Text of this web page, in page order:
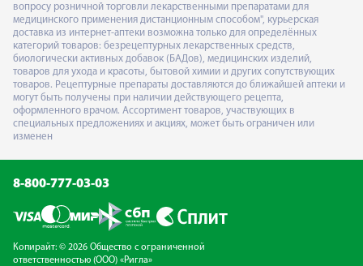
вопросу розничной торговли лекарственными препаратами для
медицинского применения дистанционным способом", курьерская
доставка из интернет-аптеки возможна только для определённых
категорий товаров: безрецептурных лекарственных средств,
биологически активных добавок (БАДов), медицинских изделий,
товаров для ухода и красоты, бытовой химии и других сопутствующих
товаров. Рецептурные препараты доставляются до ближайшей аптеки и
могут быть получены при наличии действующего рецепта,
оформленного врачом. Ассортимент товаров, участвующих в
специальных предложениях и акциях, может быть ограничен или
изменен
8-800-777-03-03
Копирайт: © 2026 Общество с ограниченной
ответственностью (ООО) «Ригла»